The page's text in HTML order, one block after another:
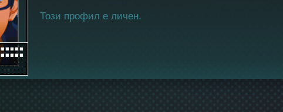
Този профил е личен.